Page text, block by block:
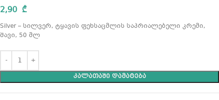
2,90 ₾
Silver – სილვერ, ტყავის ფეხსაცმლის საპრიალებელი კრემი,
შავი, 50 მლ
ᲙᲐᲚᲐᲗᲐᲨᲘ ᲓᲐᲛᲐᲢᲔᲑᲐ